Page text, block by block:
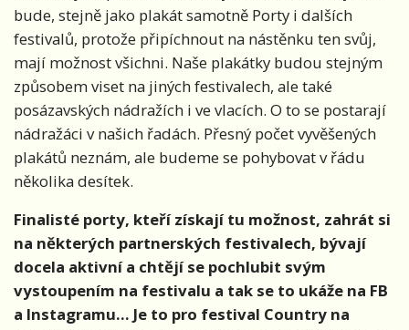
bude, stejně jako plakát samotně Porty i dalších
festivalů, protože připíchnout na nástěnku ten svůj,
mají možnost všichni. Naše plakátky budou stejným
způsobem viset na jiných festivalech, ale také
posázavských nádražích i ve vlacích. O to se postarají
nádražáci v našich řadách. Přesný počet vyvěšených
plakátů neznám, ale budeme se pohybovat v řádu
několika desítek.
Finalisté porty, kteří získají tu možnost, zahrát si
na některých partnerských festivalech, bývají
docela aktivní a chtějí se pochlubit svým
vystoupením na festivalu a tak se to ukáže na FB
a Instagramu… Je to pro festival Country na